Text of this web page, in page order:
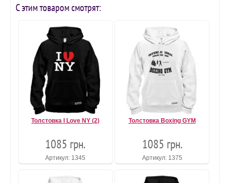
С этим товаром смотрят:
Толстовка I Love NY (2)
1085 грн.
Артикул: 1345
Толстовка Boxing GYM
1085 грн.
Артикул: 1375